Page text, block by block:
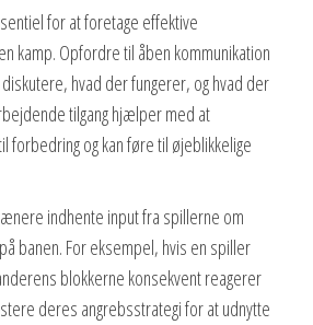
for at foretage effektive
kamp. Opfordre til åben kommunikation
hvad der fungerer, og hvad der
tilgang hjælper med at
forbedring og kan føre til øjeblikkelige
indhente input fra spillerne om
banen. For eksempel, hvis en spiller
blokkerne konsekvent reagerer
deres angrebsstrategi for at udnytte